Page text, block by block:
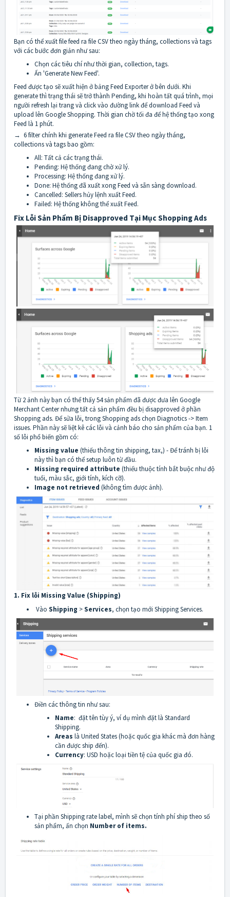
Bạn có thể xuất file feed ra file CSV theo ngày tháng, collections và tags
với các bước đơn giản như sau:
Chọn các tiêu chí như thời gian, collection, tags.
Ấn 'Generate New Feed'.
Feed được tạo sẽ xuất hiện ở bảng Feed Exporter ở bên dưới. Khi
generate thì trạng thái sẽ trở thành Pending, khi hoàn tất quá trình, mọi
người refresh lại trang và click vào đường link để download Feed và
upload lên Google Shopping. Thời gian chờ tối đa để hệ thống tạo xong
Feed là 1 phút.
→ 6 filter chính khi generate Feed ra file CSV theo ngày tháng,
collections và tags bao gồm:
All: Tất cả các trạng thái.
Pending: Hệ thống đang chờ xử lý.
Processing: Hệ thống đang xử lý.
Done: Hệ thống đã xuất xong Feed và sẵn sàng download.
Cancelled: Sellers hủy lệnh xuất Feed.
Failed: Hệ thống không thể xuất Feed.
Fix Lỗi Sản Phẩm Bị Disapproved Tại Mục Shopping Ads
Từ 2 ảnh này bạn có thể thấy 54 sản phẩm đã được đưa lên Google
Merchant Center nhưng tất cả sản phẩm đều bị disapproved ở phần
Shopping ads. Để sửa lỗi, trong Shopping ads chọn Diagnotics -> Item
issues. Phần này sẽ liệt kê các lỗi và cảnh báo cho sản phẩm của bạn. 1
số lỗi phổ biến gồm có:
Missing value (thiếu thông tin shipping, tax,) - Để tránh bị lỗi
này thì bạn có thể setup luôn từ đầu.
Missing required attribute (thiếu thuộc tính bắt buộc như độ
tuổi, màu sắc, giới tính, kích cỡ).
Image not retrieved (không tìm được ảnh).
1. Fix lỗi Missing Value (Shipping)
Vào Shipping >Services, chọn tạo mới Shipping Services.
Điền các thông tin như sau:
Name: đặt tên tùy ý, ví dụ mình đặt là Standard
Shipping.
Areas là United States (hoặc quốc gia khác mà đơn hàng
cần được ship đến).
Currency: USD hoặc loại tiền tệ của quốc gia đó.
Tại phần Shipping rate label, mình sẽ chọn tính phí ship theo số
sản phẩm, ấn chọn Number of items.